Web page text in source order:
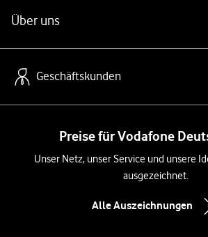
Über uns
Geschäftskunden
Preise für Vodafone
Unser Netz, unser Service und unsere
ausgezeichnet.
Alle Auszeichnungen